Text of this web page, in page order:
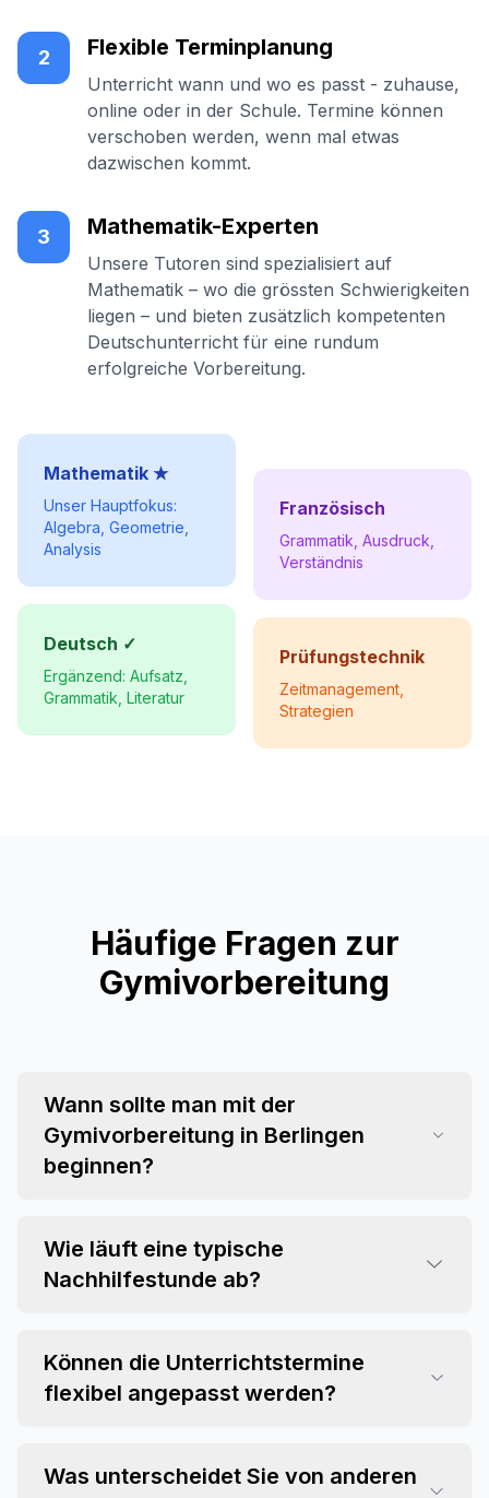
2 Flexible Terminplanung
Unterricht wann und wo es passt - zuhause,
online oder in der Schule. Termine können
verschoben werden, wenn mal etwas
dazwischen kommt.
3 Mathematik-Experten
Unsere Tutoren sind spezialisiert auf
Mathematik – wo die grössten Schwierigkeiten
liegen – und bieten zusätzlich kompetenten
Deutschunterricht für eine rundum
erfolgreiche Vorbereitung.
Mathematik ★
Unser Hauptfokus:
Algebra, Geometrie,
Analysis
Deutsch ✓
Ergänzend: Aufsatz,
Grammatik, Literatur
Französisch
Grammatik, Ausdruck,
Verständnis
Prüfungstechnik
Zeitmanagement,
Strategien
Häufige Fragen zur
Gymivorbereitung
Wann sollte man mit der
Gymivorbereitung in Berlingen
beginnen?
Wie läuft eine typische
Nachhilfestunde ab?
Können die Unterrichtstermine
flexibel angepasst werden?
Was unterscheidet Sie von anderen